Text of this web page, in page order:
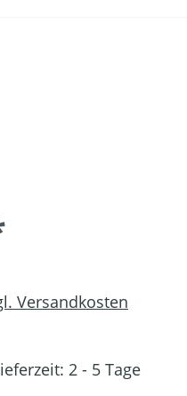
Versandkosten
2 - 5 Tage